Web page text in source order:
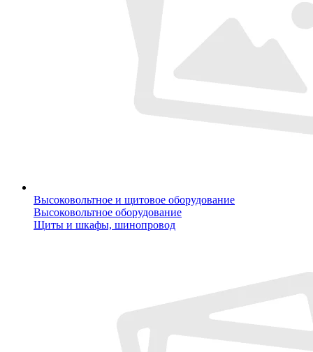
Высоковольтное и щитовое оборудование
Высоковольтное оборудование
Щиты и шкафы, шинопровод